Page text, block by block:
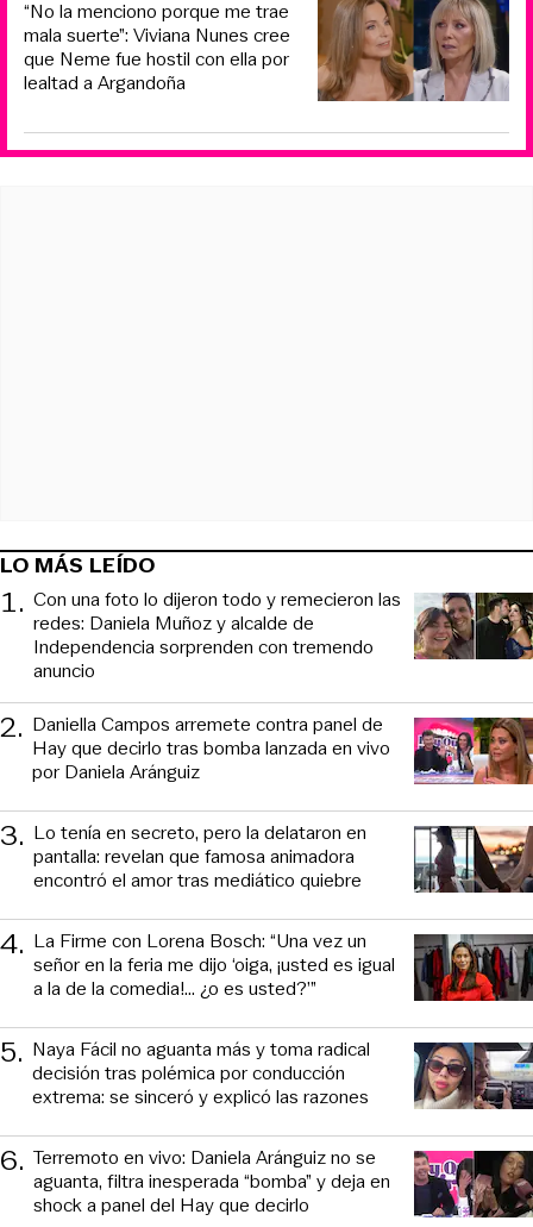
“No la menciono porque me trae
mala suerte”: Viviana Nunes cree
que Neme fue hostil con ella por
lealtad a Argandoña
LO MÁS LEÍDO
1. Con una foto lo dijeron todo y remecieron las
redes: Daniela Muñoz y alcalde de
Independencia sorprenden con tremendo
anuncio
2. Daniella Campos arremete contra panel de
Hay que decirlo tras bomba lanzada en vivo
por Daniela Aránguiz
3. Lo tenía en secreto, pero la delataron en
pantalla: revelan que famosa animadora
encontró el amor tras mediático quiebre
4. La Firme con Lorena Bosch: “Una vez un
señor en la feria me dijo ‘oiga, ¡usted es igual
a la de la comedia!... ¿o es usted?’”
5. Naya Fácil no aguanta más y toma radical
decisión tras polémica por conducción
extrema: se sinceró y explicó las razones
6. Terremoto en vivo: Daniela Aránguiz no se
aguanta, filtra inesperada “bomba” y deja en
shock a panel del Hay que decirlo